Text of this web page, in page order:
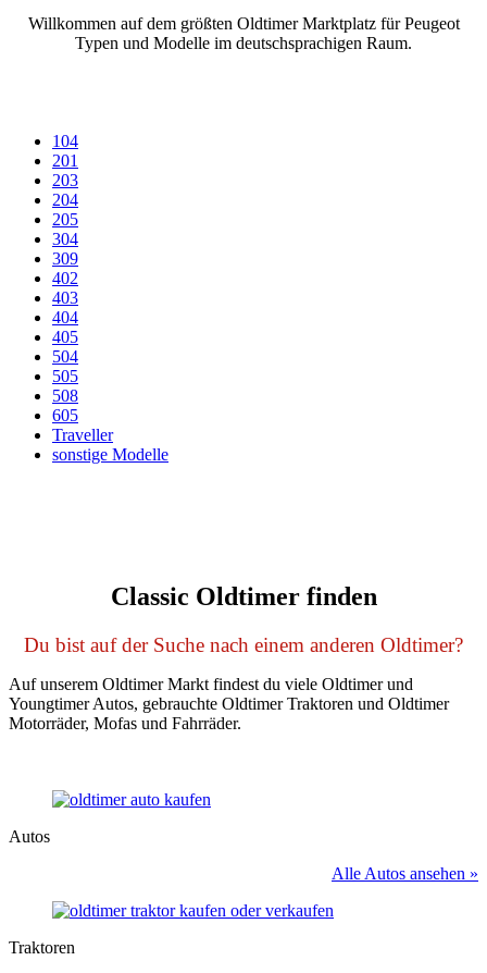
Willkommen auf dem größten Oldtimer Marktplatz für Peugeot
Typen und Modelle im deutschsprachigen Raum.
104
201
203
204
205
304
309
402
403
404
405
504
505
508
605
Traveller
sonstige Modelle
Classic Oldtimer finden
Du bist auf der Suche nach einem anderen Oldtimer?
Auf unserem Oldtimer Markt findest du viele Oldtimer und
Youngtimer Autos, gebrauchte Oldtimer Traktoren und Oldtimer
Motorräder, Mofas und Fahrräder.
Autos
Alle Autos ansehen »
Traktoren